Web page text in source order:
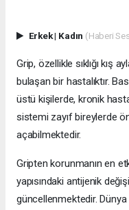
Erkek| Kadın (Haberi
Grip, özellikle sıklığı kış
bulaşan bir hastalıktır.
üstü kişilerde, kronik
sistemi zayıf bireylerde
açabilmektedir.
Gripten korunmanın en
yapısındaki antijenik
güncellenmektedir. Dünya